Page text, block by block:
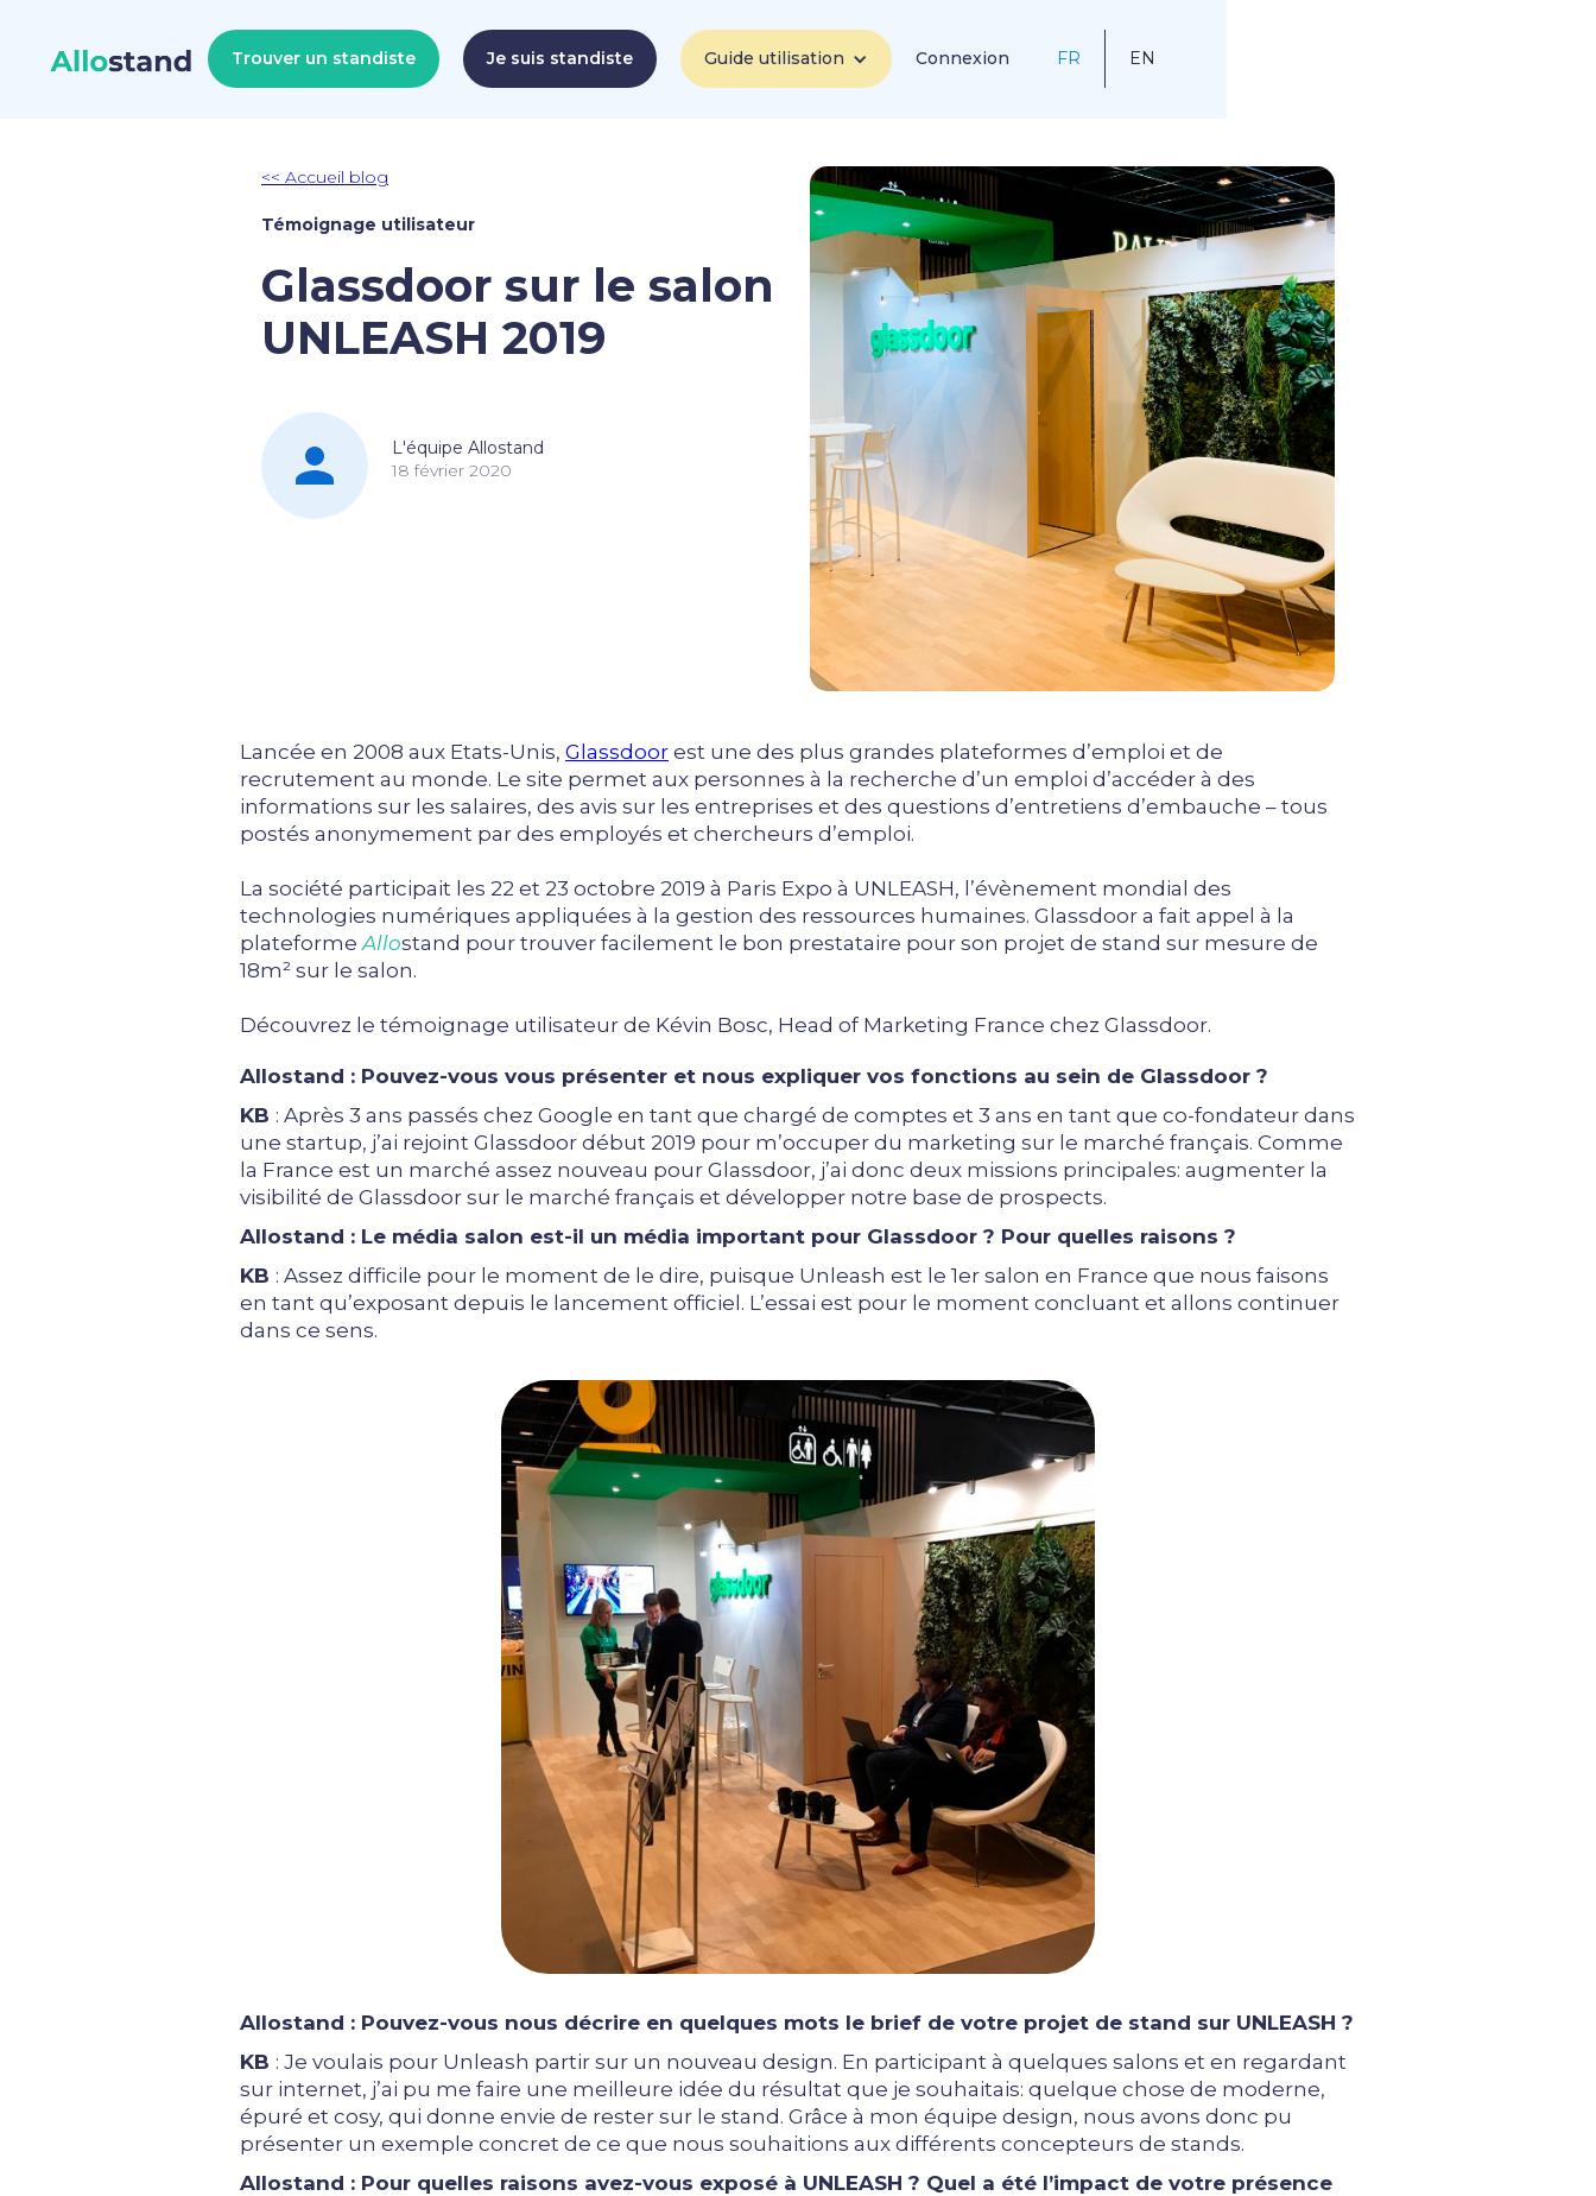
Trouver un standiste Je suis standiste Guide utilisation Connexion FR EN
<< Accueil blog
Témoignage utilisateur
Glassdoor sur le salon
UNLEASH 2019
L'équipe Allostand
18 février 2020
Lancée en 2008 aux Etats-Unis, Glassdoor est une des plus grandes plateformes d’emploi et de
recrutement au monde. Le site permet aux personnes à la recherche d’un emploi d’accéder à des
informations sur les salaires, des avis sur les entreprises et des questions d’entretiens d’embauche – tous
postés anonymement par des employés et chercheurs d’emploi.
La société participait les 22 et 23 octobre 2019 à Paris Expo à UNLEASH, l’évènement mondial des
technologies numériques appliquées à la gestion des ressources humaines. Glassdoor a fait appel à la
plateformeAllostand pour trouver facilement le bon prestataire pour son projet de stand sur mesure de
18m² sur le salon.
Découvrez le témoignage utilisateur de Kévin Bosc, Head of Marketing France chez Glassdoor.
Allostand : Pouvez-vous vous présenter et nous expliquer vos fonctions au sein de Glassdoor ?
KB : Après 3 ans passés chez Google en tant que chargé de comptes et 3 ans en tant que co-fondateur dans
une startup, j’ai rejoint Glassdoor début 2019 pour m’occuper du marketing sur le marché français. Comme
la France est un marché assez nouveau pour Glassdoor, j’ai donc deux missions principales: augmenter la
visibilité de Glassdoor sur le marché français et développer notre base de prospects.
Allostand : Le média salon est-il un média important pour Glassdoor ? Pour quelles raisons ?
KB : Assez difficile pour le moment de le dire, puisque Unleash est le 1er salon en France que nous faisons
en tant qu’exposant depuis le lancement officiel. L’essai est pour le moment concluant et allons continuer
dans ce sens.
Allostand : Pouvez-vous nous décrire en quelques mots le brief de votre projet de stand sur UNLEASH ?
KB : Je voulais pour Unleash partir sur un nouveau design. En participant à quelques salons et en regardant
sur internet, j’ai pu me faire une meilleure idée du résultat que je souhaitais: quelque chose de moderne,
épuré et cosy, qui donne envie de rester sur le stand. Grâce à mon équipe design, nous avons donc pu
présenter un exemple concret de ce que nous souhaitions aux différents concepteurs de stands.
Allostand : Pour quelles raisons avez-vous exposé à UNLEASH ? Quel a été l’impact de votre présence